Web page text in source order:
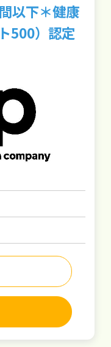
以下＊健康
500）認定